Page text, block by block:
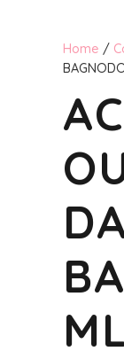
Home /